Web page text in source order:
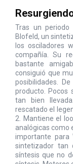
Tras un
Blofeld, un
los osciladores
compañía. Su
bastante
consiguió que
posibilidades.
producto. Pocos
tan bien
rescatado el
2. Mantiene el
analógicas como
importante para
sintetizador tan
síntesis que no